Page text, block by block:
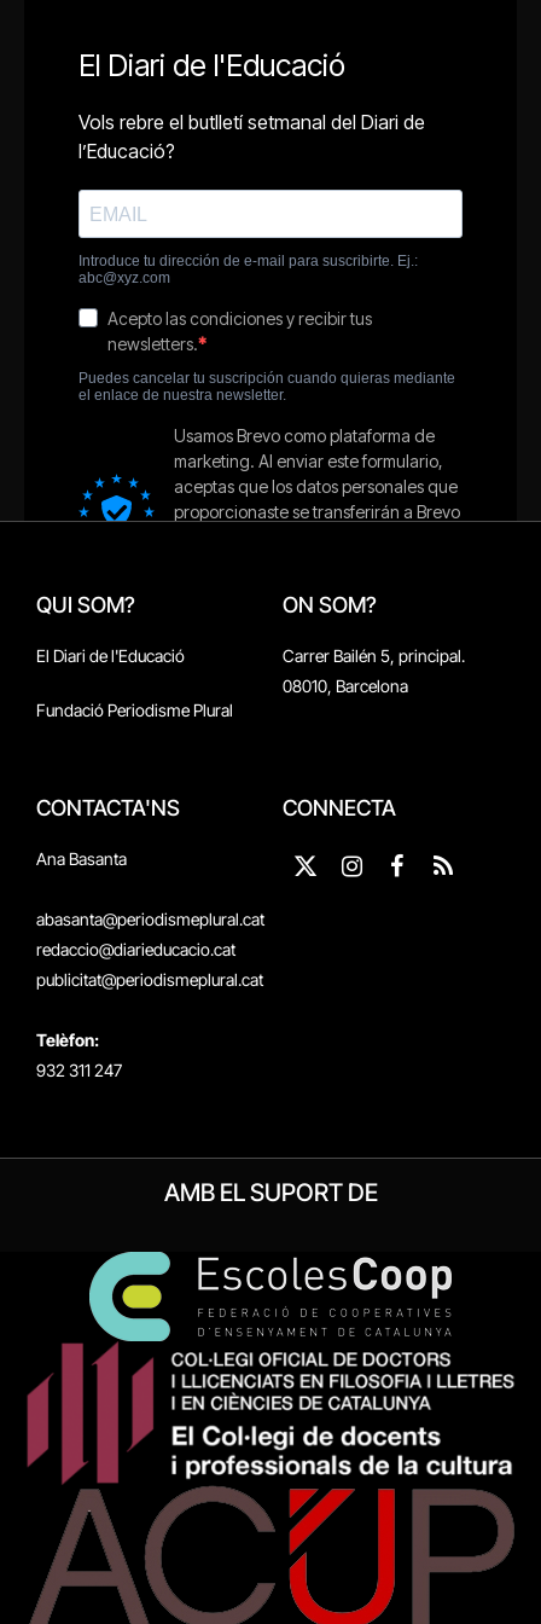
QUI SOM?
El Diari de l'Educació
Fundació Periodisme Plural
ON SOM?
Carrer Bailén 5, principal.
08010, Barcelona
CONTACTA'NS
Ana Basanta
abasanta@periodismeplural.cat
redaccio@diarieducacio.cat
publicitat@periodismeplural.cat
Telèfon:
932 311 247
CONNECTA
X
InstagramFacebook
RSS
AMB EL SUPORT DE